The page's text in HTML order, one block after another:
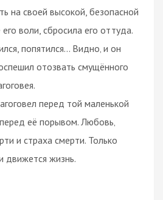
на своей высокой, безопасной
его воли, сбросила его оттуда.
попятился... Видно‚ и он
отозвать смущённого
перед той маленькой
её порывом. Любовь‚
и страха смерти. Только
движется жизнь.